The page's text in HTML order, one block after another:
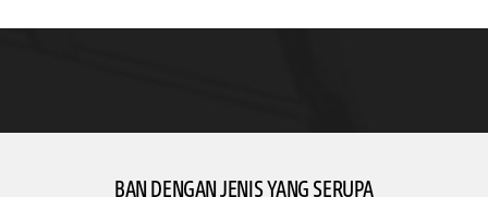
BAN DENGAN JENIS YANG SERUPA